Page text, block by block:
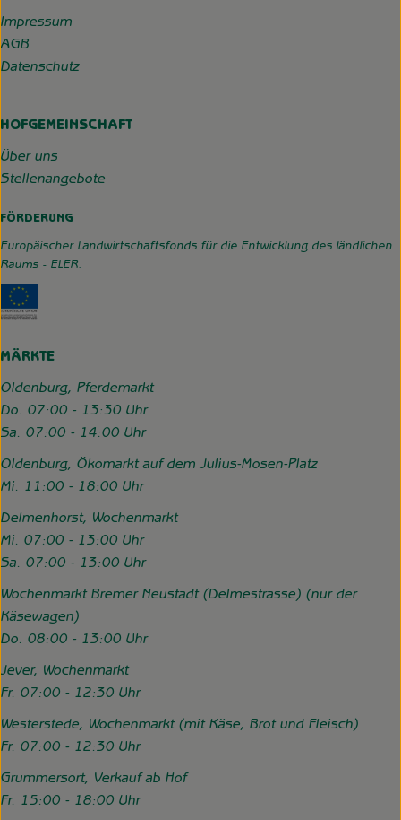
Impressum
AGB
Datenschutz
HOFGEMEINSCHAFT
Über uns
Stellenangebote
FÖRDERUNG
Europäischer Landwirtschaftsfonds für die Entwicklung des ländlichen
Raums - ELER.
MÄRKTE
Oldenburg, Pferdemarkt
Do. 07:00 - 13:30 Uhr
Sa. 07:00 - 14:00 Uhr
Oldenburg, Ökomarkt auf dem Julius-Mosen-Platz
Mi. 11:00 - 18:00 Uhr
Delmenhorst, Wochenmarkt
Mi. 07:00 - 13:00 Uhr
Sa. 07:00 - 13:00 Uhr
Wochenmarkt Bremer Neustadt (Delmestrasse) (nur der
Käsewagen)
Do. 08:00 - 13:00 Uhr
Jever, Wochenmarkt
Fr. 07:00 - 12:30 Uhr
Westerstede, Wochenmarkt (mit Käse, Brot und Fleisch)
Fr. 07:00 - 12:30 Uhr
Grummersort, Verkauf ab Hof
Fr. 15:00 - 18:00 Uhr